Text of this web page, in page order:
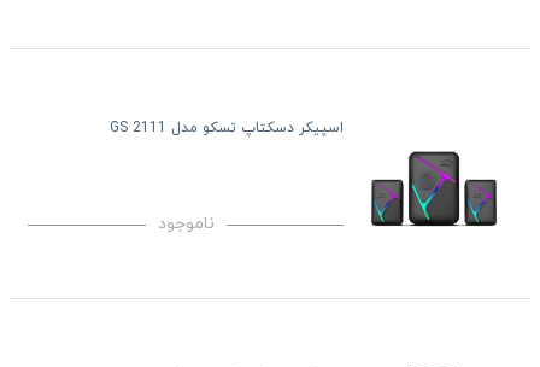
اسپیکر دسکتاپ تسکو مدل GS 2111
ناموجود